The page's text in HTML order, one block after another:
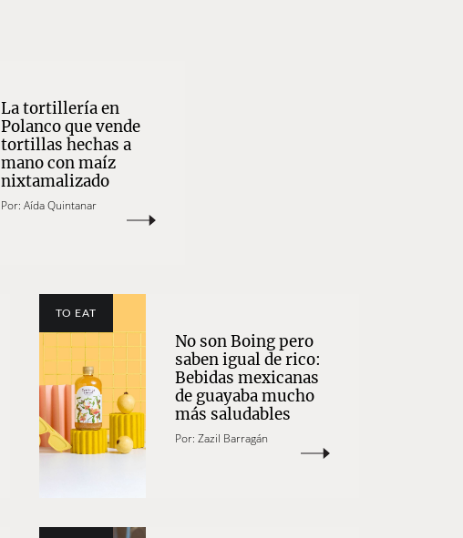
La tortillería en
Polanco que vende
tortillas hechas a
mano con maíz
nixtamalizado
Por: Aída Quintanar
TO EAT
No son Boing pero
saben igual de rico:
Bebidas mexicanas
de guayaba mucho
más saludables
Por:Zazil Barragán